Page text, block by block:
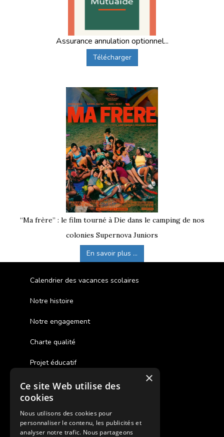
Assurance annulation optionnel...
Télécharger
“Ma frère” : le film tourné à Die dans le camping de nos
colonies Supernova Juniors
En savoir plus ...
Calendrier des vacances scolaires
Notre histoire
Notre engagement
Charte qualité
Projet éducatif
Des colonies de vacances inclusives
Assurances annulations
Aides financières pour partir en colonie
×
Ce site Web utilise des
cookies
Nous utilisons des cookies pour
personnaliser le contenu, les publicités et
analyser notre trafic. Nous partageons